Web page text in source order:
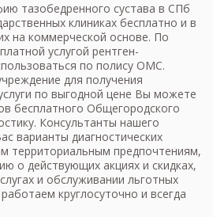
тазобедренного сустава в СПб
клиниках бесплатно и в
на коммерческой основе. По
услугой рентген-
по полису ОМС.
для получения
по выгодной цене Вы можете
бесплатного Общегородского
Консультанты нашего
варианты диагностических
территориальным предпочтениям,
о действующих акциях и скидках,
и обслуживании льготных
круглосуточно и всегда